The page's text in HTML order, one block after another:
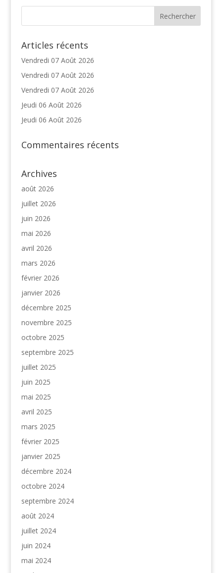
Articles récents
Vendredi 07 Août 2026
Vendredi 07 Août 2026
Vendredi 07 Août 2026
Jeudi 06 Août 2026
Jeudi 06 Août 2026
Commentaires récents
Archives
août 2026
juillet 2026
juin 2026
mai 2026
avril 2026
mars 2026
février 2026
janvier 2026
décembre 2025
novembre 2025
octobre 2025
septembre 2025
juillet 2025
juin 2025
mai 2025
avril 2025
mars 2025
février 2025
janvier 2025
décembre 2024
octobre 2024
septembre 2024
août 2024
juillet 2024
juin 2024
mai 2024